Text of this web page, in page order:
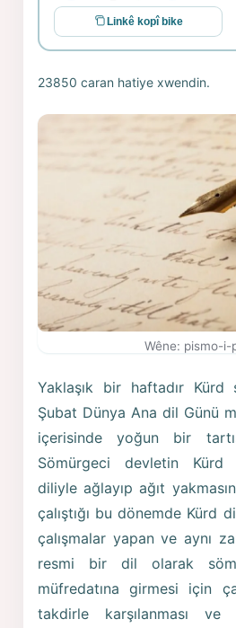
Linkê kopî bike
23850 caran hatiye xwendin.
Wêne: pismo-i-
Yaklaşık bir haftadır Kürd
Şubat Dünya Ana dil Günü
içerisinde yoğun bir
Sömürgeci devletin Kürd
diliyle ağlayıp ağıt
çalıştığı bu dönemde Kürd
çalışmalar yapan ve aynı
resmi bir dil olarak
müfredatına girmesi için
takdirle karşılanması ve